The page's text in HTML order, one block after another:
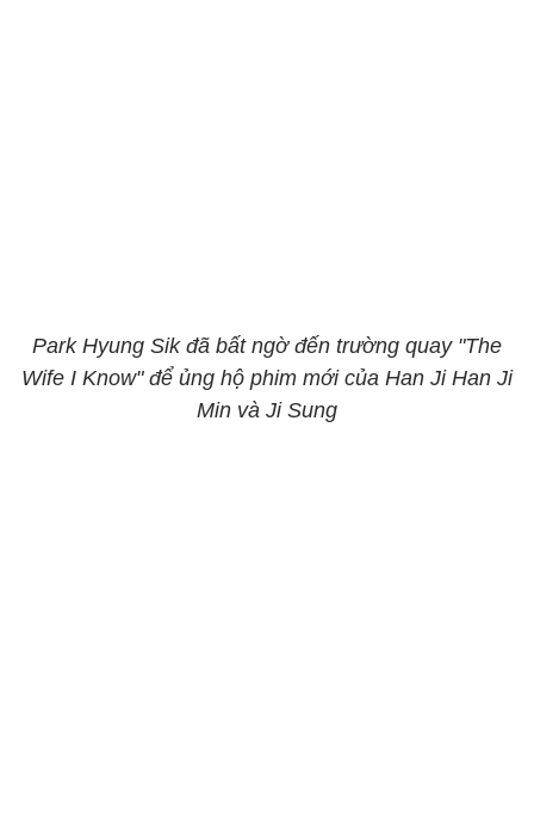
Park Hyung Sik đã bất ngờ đến trường quay "The
Wife I Know" để ủng hộ phim mới của Han Ji Han Ji
Min và Ji Sung